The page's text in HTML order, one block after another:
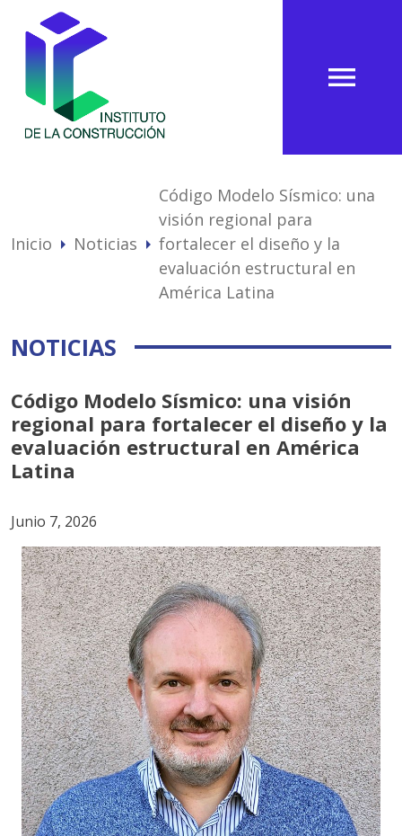
menu
Inicio arrow_right Noticias arrow_right
Código Modelo Sísmico: una
visión regional para
fortalecer el diseño y la
evaluación estructural en
América Latina
NOTICIAS
Código Modelo Sísmico: una visión
regional para fortalecer el diseño y la
evaluación estructural en América
Latina
Junio 7, 2026